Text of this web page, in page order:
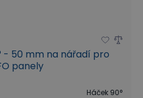
- 50 mm na nářadí pro
panely
Háček 90°